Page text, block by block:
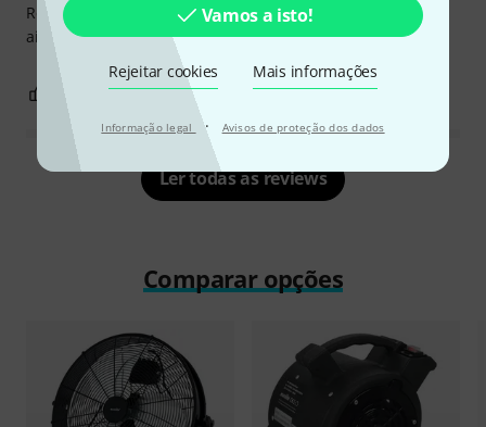
Vamos a isto!
Rejeitar cookies Mais informações
Informação legal · Avisos de proteção dos dados
Recomendo. Tenho no cinema e está sempre no mínimo, e
ainda venta muito. É um pouco barulhento.
0 REPORTAR A CRÍTICA
Ler todas as reviews
Comparar opções